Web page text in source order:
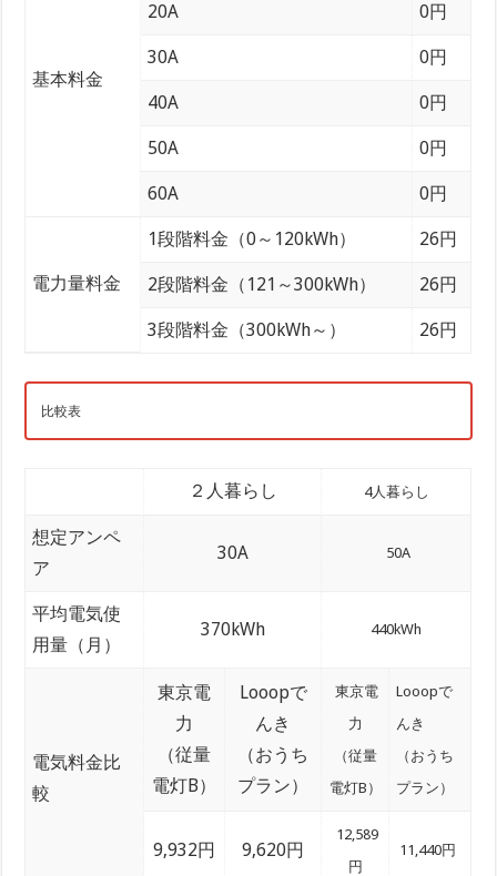
基本料金
20A 0円
30A 0円
40A 0円
50A 0円
60A 0円
電力量料金
1段階料金（0～120kWh） 26円
2段階料金（121～300kWh） 26円
3段階料金（300kWh～） 26円
比較表
２人暮らし 4人暮らし
想定アンペ
ア
30A 50A
平均電気使
用量（月）
370kWh 440kWh
電気料金比
較
東京電
力
（従量
電灯B）
Looopで
んき
（おうち
プラン）
東京電
力
（従量
電灯B）
Looopで
んき
（おうち
プラン）
9,932円 9,620円
12,589
円
11,440円